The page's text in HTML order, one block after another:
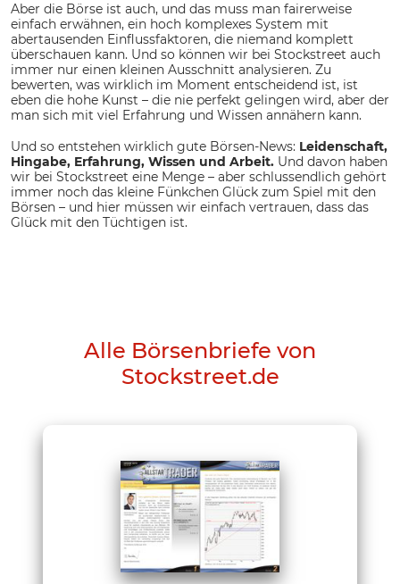
Aber die Börse ist auch, und das muss man fairerweise
einfach erwähnen, ein hoch komplexes System mit
abertausenden Einflussfaktoren, die niemand komplett
überschauen kann. Und so können wir bei Stockstreet auch
immer nur einen kleinen Ausschnitt analysieren. Zu
bewerten, was wirklich im Moment entscheidend ist, ist
eben die hohe Kunst – die nie perfekt gelingen wird, aber der
man sich mit viel Erfahrung und Wissen annähern kann.
Und so entstehen wirklich gute Börsen-News: Leidenschaft,
Hingabe, Erfahrung, Wissen und Arbeit. Und davon haben
wir bei Stockstreet eine Menge – aber schlussendlich gehört
immer noch das kleine Fünkchen Glück zum Spiel mit den
Börsen – und hier müssen wir einfach vertrauen, dass das
Glück mit den Tüchtigen ist.
Alle Börsenbriefe von
Stockstreet.de